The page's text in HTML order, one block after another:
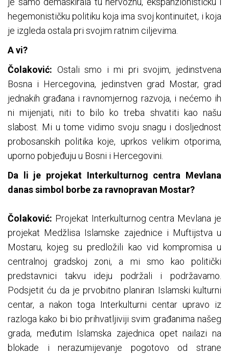
hegemonističku politiku koja ima svoj kontinuitet, i koja
je izgleda ostala pri svojim ratnim ciljevima.
A vi?
Čolaković: Ostali smo i mi pri svojim, jedinstvena
Bosna i Hercegovina, jedinstven grad Mostar, grad
jednakih građana i ravnomjernog razvoja, i nećemo ih
ni mijenjati, niti to bilo ko treba shvatiti kao našu
slabost. Mi u tome vidimo svoju snagu i dosljednost
probosanskih politika koje, uprkos velikim otporima,
uporno pobjeđuju u Bosni i Hercegovini.
Da li je projekat Interkulturnog centra Mevlana
danas simbol borbe za ravnopravan Mostar?
Čolaković: Projekat Interkulturnog centra Mevlana je
projekat Medžlisa Islamske zajednice i Muftijstva u
Mostaru, kojeg su predložili kao vid kompromisa u
centralnoj gradskoj zoni, a mi smo kao politički
predstavnici takvu ideju podržali i podržavamo.
Podsjetit ću da je prvobitno planiran Islamski kulturni
centar, a nakon toga Interkulturni centar upravo iz
razloga kako bi bio prihvatljiviji svim građanima našeg
grada, međutim Islamska zajednica opet nailazi na
blokade i nerazumijevanje pogotovo od strane